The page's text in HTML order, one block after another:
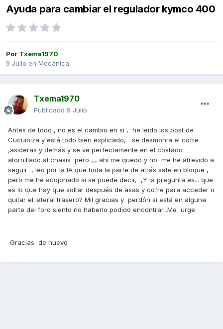
Ayuda para cambiar el regulador kymco 400
Por Txema1970
9 Julio en Mecánica
Txema1970
Publicado 9 Julio
Antes de todo , no es el cambio en si , he leído los post de
Cucuibiza y está todo bien explicado, se desmonta el cofre
,asideras y demás y se ve perfectamente en el costado
atornillado al chasis pero ,,, ahí me quedo y no me he atrevido a
seguir , leo por la IA que toda la parte de atrás sale en bloque ,
pero me he acojonado si se puede decir, ,Y la pregunta es... que
es lo que hay que soltar después de asas y cofre para acceder o
quitar el lateral trasero? Mil gracias y perdón si está en alguna
parte del foro siento no haberlo podido encontrar .Me urge
Gracias de nuevo